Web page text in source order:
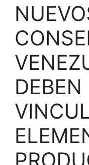
DEBEN